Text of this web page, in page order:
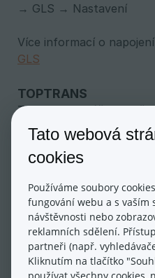
→ GLS → Nastavení
Více informací o
GLS
TOPTRANS
TopTrans dokáže
bez váhového a
zásilek zajištují ruční
válečkových drah.
dohody ADR
Editace v E-shop →
→ Toptrans → Nastavení
Tato webová
cookies
Používáme soubory
fungování webu a s vaším
návštěvnosti nebo
reklamních sdělení.
partneři (např.
Kliknutím na tlačítko